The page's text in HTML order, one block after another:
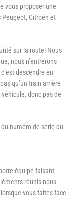
vous proposer une
Citroën et
sur la route! Nous
nous n’entrerons
descendre en
qu’un train arrière
donc pas de
numéro de série du
équipe faisant
réunis nous
vous faites face